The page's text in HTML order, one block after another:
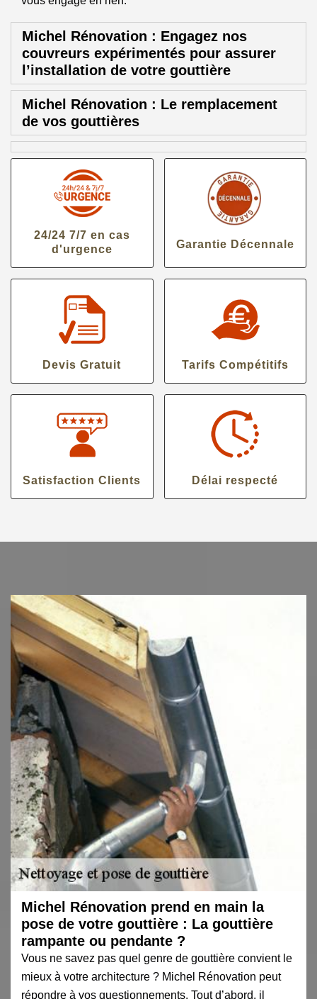
Michel Rénovation : Engagez nos
couvreurs expérimentés pour assurer
l’installation de votre gouttière
Michel Rénovation : Le remplacement
de vos gouttières
24/24 7/7 en cas
d'urgence
Garantie Décennale
Devis Gratuit Tarifs Compétitifs
Satisfaction Clients Délai respecté
Michel Rénovation prend en main la
pose de votre gouttière : La gouttière
rampante ou pendante ?
Vous ne savez pas quel genre de gouttière convient le
mieux à votre architecture ? Michel Rénovation peut
répondre à vos questionnements. Tout d’abord, il